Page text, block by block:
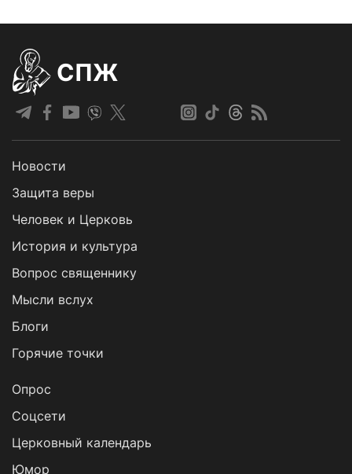
СПЖ
Новости
Защита веры
Человек и Церковь
История и культура
Вопрос священнику
Мысли вслух
Блоги
Горячие точки
Опрос
Cоцсети
Церковный календарь
Юмор